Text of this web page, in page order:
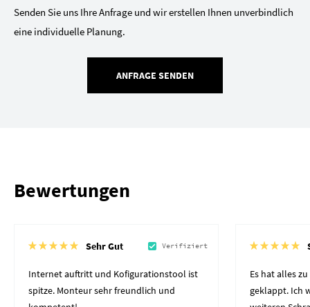
Senden Sie uns Ihre Anfrage und wir erstellen Ihnen unverbindlich
eine individuelle Planung.
ANFRAGE SENDEN
Bewertungen
Sehr Gut Verifiziert
Internet auftritt und Kofigurationstool ist
spitze. Monteur sehr freundlich und
Es hat alles
geklappt. Ich